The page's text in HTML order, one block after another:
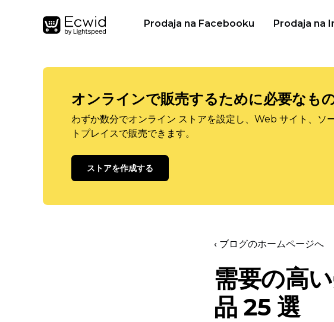
Prodaja na Facebooku Prodaja na
オンラインで販売するために必要なも
わずか数分でオンライン ストアを設定し、Web サイト、ソ
トプレイスで販売できます。
ストアを作成する
‹ ブログのホームページへ
需要の高
品 25 選